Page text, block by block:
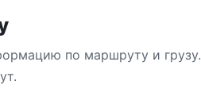
по маршруту и грузу.